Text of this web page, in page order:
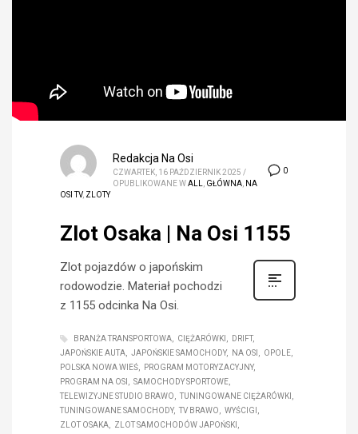
0
Redakcja Na Osi
CZWARTEK, 16 PAŹDZIERNIK 2025 /
OPUBLIKOWANE WALL GŁÓWNA NA
OSI TV, ZLOTY
Zlot Osaka | Na Osi 1155
Zlot pojazdów o japońskim
rodowodzie. Materiał pochodzi
z 1155 odcinka Na Osi.
BRANŻA TRANSPORTOWA CIĘŻARÓWKI
DRIFT
JAPOŃSKIE AUTA
JAPOŃSKIE SAMOCHODY NA OSI
OPOLE
POLSKA NOWA WIEŚ
PROGRAM MOTORYZACYJNY
PROGRAM NA OSI
SAMOCHODY SPORTOWE
TELEWIZYJNE STUDIO BRAWO
TUNINGOWANE CIĘŻARÓWKI
TUNINGOWANE SAMOCHODY
TV BRAWO
WYŚCIGI
ZLOT OSAKA
ZLOT SAMOCHODÓW JAPOŃSKI